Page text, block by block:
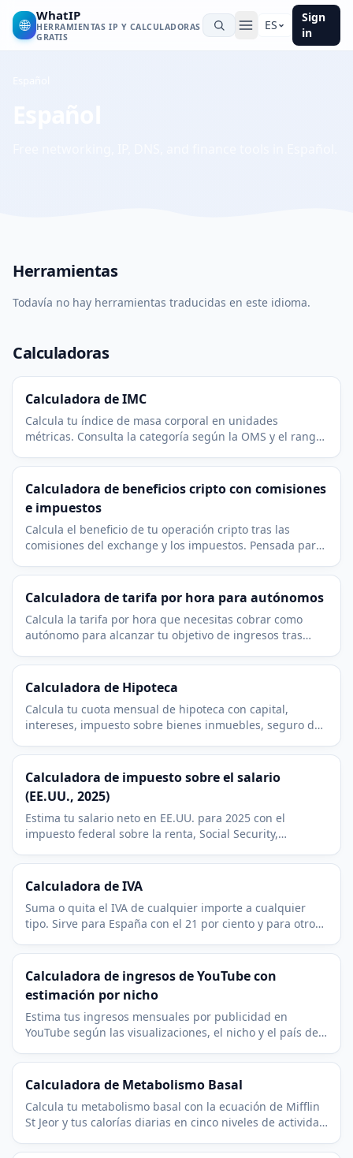
🌐
WhatIP
HERRAMIENTAS IP Y CALCULADORAS
GRATIS
ES
Sign
in
Herramientas
Todavía no hay herramientas traducidas en este idioma.
Calculadoras
Calculadora de IMC
Calcula tu índice de masa corporal en unidades
métricas. Consulta la categoría según la OMS y el rango
Calculadora de beneficios cripto con comisiones
e impuestos
Calcula el beneficio de tu operación cripto tras las
comisiones del exchange y los impuestos. Pensada para
Calculadora de tarifa por hora para autónomos
Calcula la tarifa por hora que necesitas cobrar como
autónomo para alcanzar tu objetivo de ingresos tras
Calculadora de Hipoteca
Calcula tu cuota mensual de hipoteca con capital,
intereses, impuesto sobre bienes inmuebles, seguro de
Calculadora de impuesto sobre el salario
(EE.UU., 2025)
Estima tu salario neto en EE.UU. para 2025 con el
impuesto federal sobre la renta, Social Security,
a impuestos.
Calculadora de IVA
Suma o quita el IVA de cualquier importe a cualquier
tipo. Sirve para España con el 21 por ciento y para otros
Calculadora de ingresos de YouTube con
estimación por nicho
Estima tus ingresos mensuales por publicidad en
YouTube según las visualizaciones, el nicho y el país de
Calculadora de Metabolismo Basal
Calcula tu metabolismo basal con la ecuación de Mifflin
St Jeor y tus calorías diarias en cinco niveles de actividad